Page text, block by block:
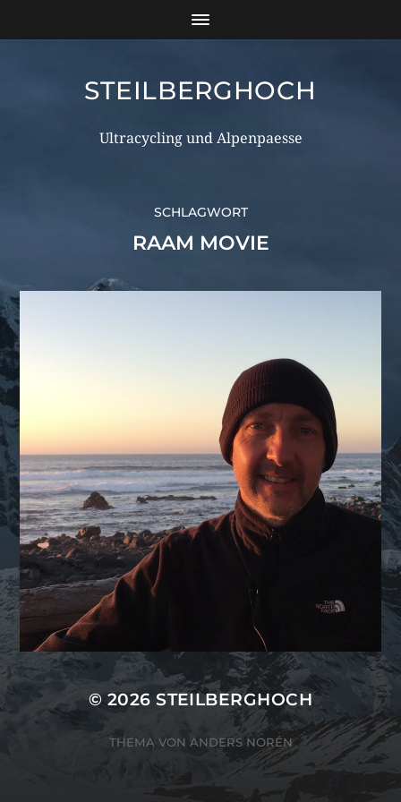
STEILBERGHOCH
Ultracycling und Alpenpaesse
SCHLAGWORT
RAAM MOVIE
© 2026STEILBERGHOCH
THEMA VON ANDERS NORÉN